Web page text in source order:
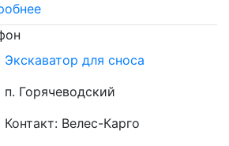
Экскаватор для сноса
п. Горячеводский
Контакт: Велес-Карго